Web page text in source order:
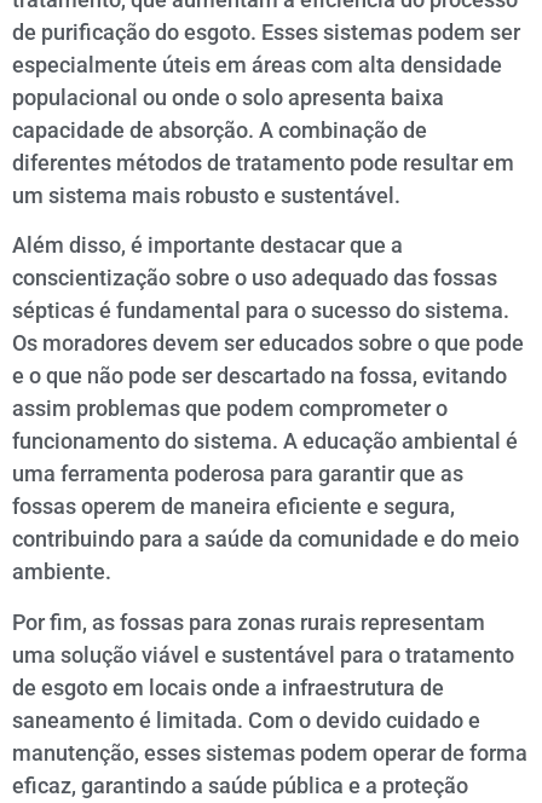
de purificação do esgoto. Esses sistemas podem ser
especialmente úteis em áreas com alta densidade
populacional ou onde o solo apresenta baixa
capacidade de absorção. A combinação de
diferentes métodos de tratamento pode resultar em
um sistema mais robusto e sustentável.
Além disso, é importante destacar que a
conscientização sobre o uso adequado das fossas
sépticas é fundamental para o sucesso do sistema.
Os moradores devem ser educados sobre o que pode
e o que não pode ser descartado na fossa, evitando
assim problemas que podem comprometer o
funcionamento do sistema. A educação ambiental é
uma ferramenta poderosa para garantir que as
fossas operem de maneira eficiente e segura,
contribuindo para a saúde da comunidade e do meio
ambiente.
Por fim, as fossas para zonas rurais representam
uma solução viável e sustentável para o tratamento
de esgoto em locais onde a infraestrutura de
saneamento é limitada. Com o devido cuidado e
manutenção, esses sistemas podem operar de forma
eficaz, garantindo a saúde pública e a proteção